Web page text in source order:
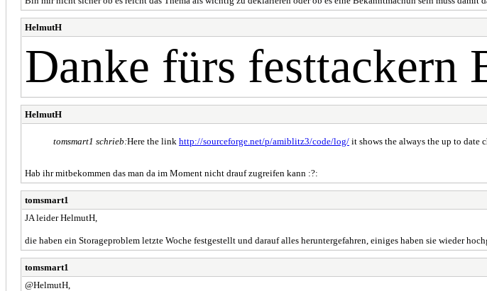
HelmutH
Danke fürs
HelmutH
tomsmart1 schrieb:Here the link http://sourceforge.net/p/amiblitz3/code/log/ it shows the always the up to date
Hab ihr mitbekommen das man da im Moment nicht drauf zugreifen kann :?:
tomsmart1
JA leider HelmutH,
die haben ein Storageproblem letzte Woche festgestellt und darauf alles heruntergefahren, einiges haben sie wieder
tomsmart1
@HelmutH,